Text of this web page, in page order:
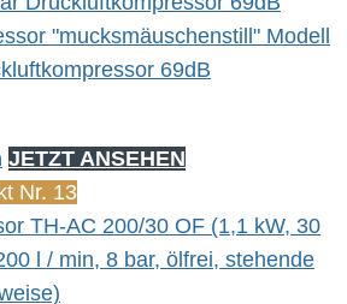
"mucksmäuschenstill" Modell
69dB
JETZT ANSEHEN
Nr. 13